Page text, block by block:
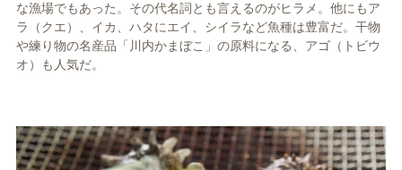
な漁場でもあった。その代名詞とも言えるのがヒラメ。他にもア
ラ（クエ）、イカ、ハタにエイ、シイラなど魚種は豊富だ。干物
や練り物の名産品「川内かまぼこ」の原料になる、アゴ（トビウ
オ）も人気だ。